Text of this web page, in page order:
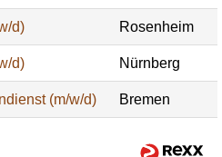
d) Rosenheim
d) Nürnberg
(m/w/d) Bremen